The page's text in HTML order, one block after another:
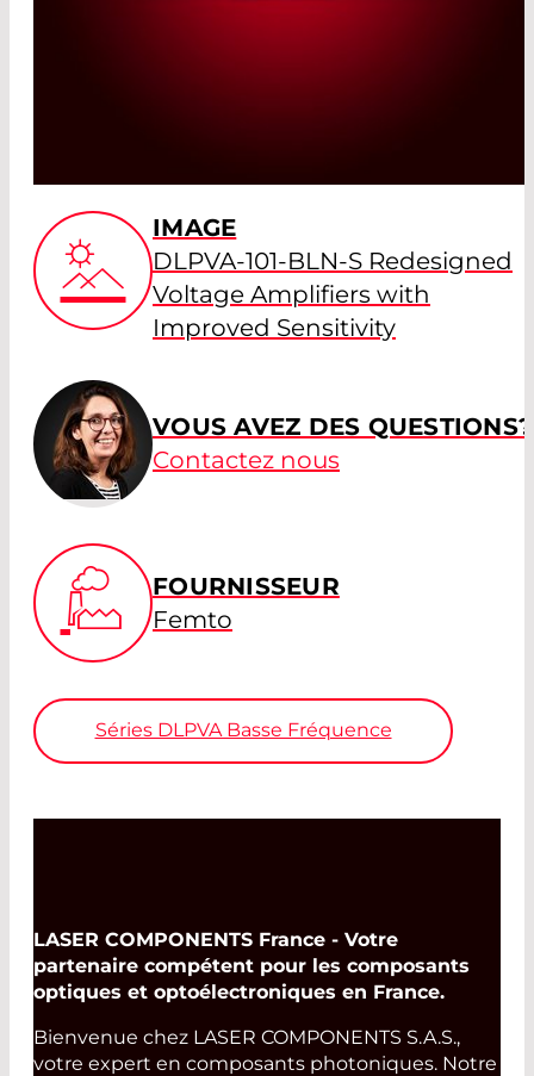
IMAGE
DLPVA-101-BLN-S Redesigned
Voltage Amplifiers with
Improved Sensitivity
VOUS AVEZ DES QUESTIONS?
Contactez nous
FOURNISSEUR
Femto
Séries DLPVA Basse Fréquence
LASER COMPONENTS France - Votre
partenaire compétent pour les composants
optiques et optoélectroniques en France.
Bienvenue chez LASER COMPONENTS S.A.S.,
votre expert en composants photoniques. Notre